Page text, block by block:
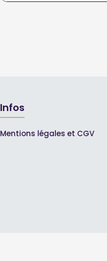
Infos
Mentions légales et CGV